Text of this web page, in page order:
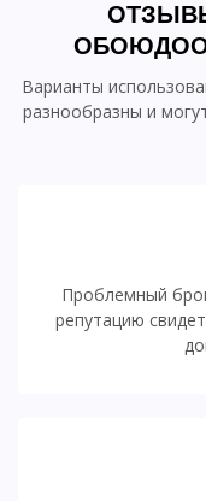
Варианты
разнообразны и
Проблемный
репутацию